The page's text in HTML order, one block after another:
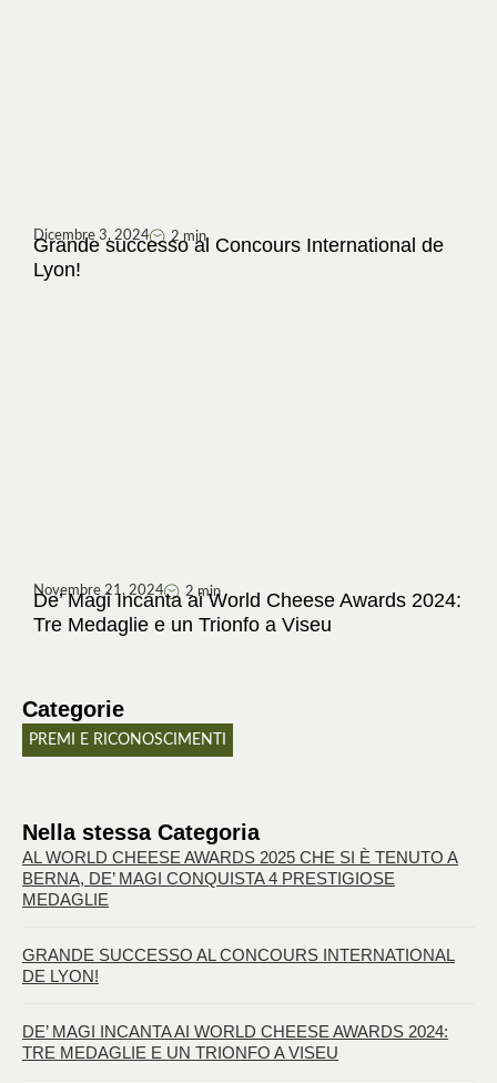
Dicembre 3, 2024 2 min
Grande successo al Concours International de
Lyon!
Novembre 21, 2024 2 min
De’ Magi Incanta ai World Cheese Awards 2024:
Tre Medaglie e un Trionfo a Viseu
Categorie
PREMI E RICONOSCIMENTI
Nella stessa Categoria
AL WORLD CHEESE AWARDS 2025 CHE SI È TENUTO A
BERNA, DE’ MAGI CONQUISTA 4 PRESTIGIOSE
MEDAGLIE
GRANDE SUCCESSO AL CONCOURS INTERNATIONAL
DE LYON!
DE’ MAGI INCANTA AI WORLD CHEESE AWARDS 2024:
TRE MEDAGLIE E UN TRIONFO A VISEU